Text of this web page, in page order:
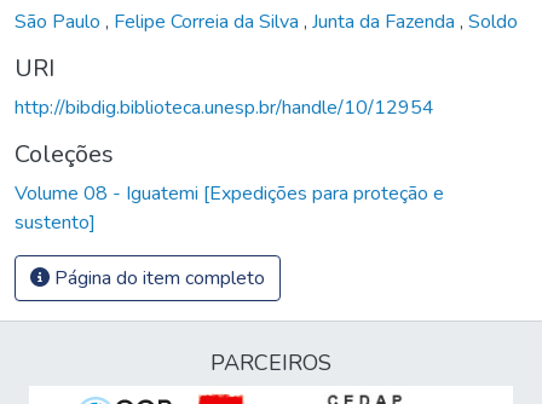
São Paulo , Felipe Correia da Silva , Junta da Fazenda , Soldo
URI
http://bibdig.biblioteca.unesp.br/handle/10/12954
Coleções
Volume 08 - Iguatemi [Expedições para proteção e
sustento]
Página do item completo
PARCEIROS